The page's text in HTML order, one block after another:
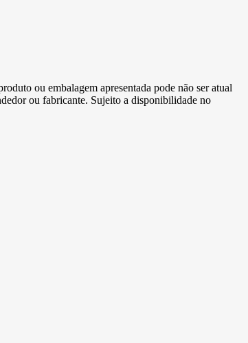
ou embalagem apresentada pode não ser atual
ou fabricante. Sujeito a disponibilidade no